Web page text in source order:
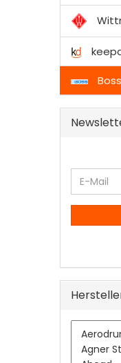
Boss
WEITER
ZURE-
Mail